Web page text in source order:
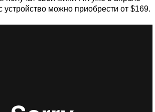
устройство можно приобрести от $169.